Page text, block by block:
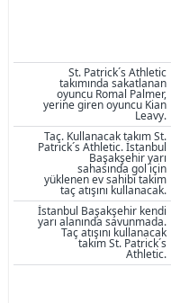
St. Patrick´s Athletic
takımında sakatlanan
oyuncu Romal Palmer,
yerine giren oyuncu Kian
Leavy.
Taç. Kullanacak takım St.
Patrick´s Athletic. İstanbul
Başakşehir yarı
sahasında gol için
yüklenen ev sahibi takım
taç atışını kullanacak.
İstanbul Başakşehir kendi
yarı alanında savunmada.
Taç atışını kullanacak
takım St. Patrick´s
Athletic.